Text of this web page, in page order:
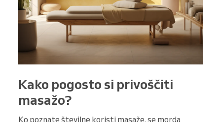
Kako pogosto si privoščiti
masažo?
Ko poznate številne koristi masaže, se morda